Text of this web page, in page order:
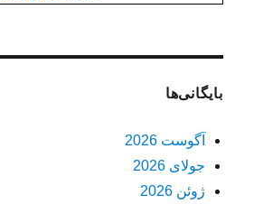
بایگانی‌ها
آگوست 2026
جولای 2026
ژوئن 2026